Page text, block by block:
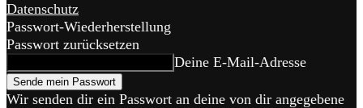
Datenschutz
Passwort-Wiederherstellung
Passwort zurücksetzen
Deine E-Mail-Adresse
Wir senden dir ein Passwort an deine von dir angegebene